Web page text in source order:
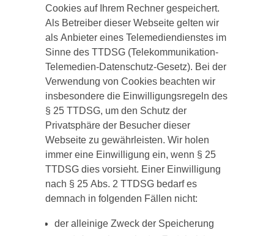
Cookies auf Ihrem Rechner gespeichert.
Als Betreiber dieser Webseite gelten wir
als Anbieter eines Telemediendienstes im
Sinne des TTDSG (Telekommunikation-
Telemedien-Datenschutz-Gesetz). Bei der
Verwendung von Cookies beachten wir
insbesondere die Einwilligungsregeln des
§ 25 TTDSG, um den Schutz der
Privatsphäre der Besucher dieser
Webseite zu gewährleisten. Wir holen
immer eine Einwilligung ein, wenn § 25
TTDSG dies vorsieht. Einer Einwilligung
nach § 25 Abs. 2 TTDSG bedarf es
demnach in folgenden Fällen nicht:
der alleinige Zweck der Speicherung